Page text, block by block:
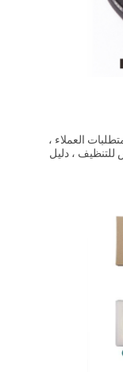
العملاء ،
، دليل